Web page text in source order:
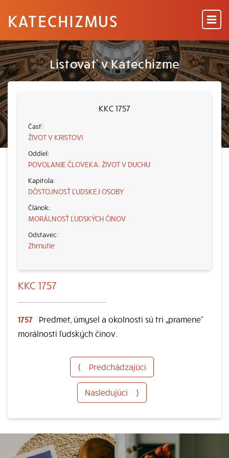
KATECHIZMUS
Listovať v Katechizme
KKC 1757
ŽIVOT V KRISTOVI
POVOLANIE ČLOVEKA: ŽIVOT V DUCHU
DÔSTOJNOSŤ ĽUDSKEJ OSOBY
MORÁLNOSŤ ĽUDSKÝCH ČINOV
Zhrnutie
KKC 1757
1757
Predmet, úmysel a okolnosti sú tri „pramene“
morálnosti ľudských činov.
⟨ Predchádzajúci
Nasledujúci ⟩